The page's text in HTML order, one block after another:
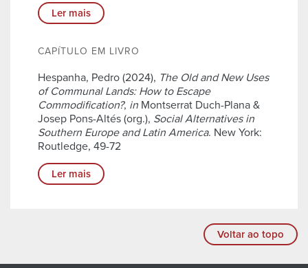
Ler mais
CAPÍTULO EM LIVRO
Hespanha, Pedro (2024), The Old and New Uses
of Communal Lands: How to Escape
Commodification?, in Montserrat Duch-Plana &
Josep Pons-Altés (org.), Social Alternatives in
Southern Europe and Latin America. New York:
Routledge, 49-72
Ler mais
Voltar ao topo